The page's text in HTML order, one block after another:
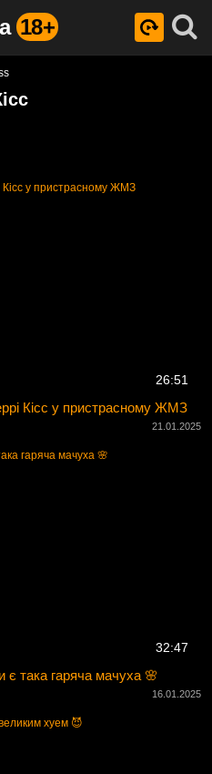
18+
26:51
Кісс у пристрасному ЖМЗ
21.01.2025
32:47
така гаряча мачуха 🌸
16.01.2025